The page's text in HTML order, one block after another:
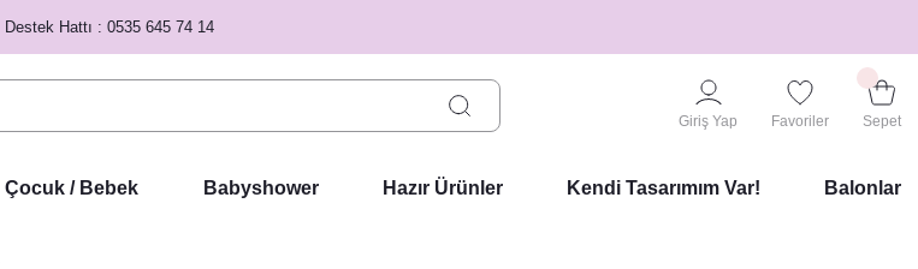
Destek Hattı : 0535 645 74 14
Giriş Yap Favoriler Sepet
Çocuk / Bebek Babyshower Hazır Ürünler Kendi Tasarımım Var! Balonlar